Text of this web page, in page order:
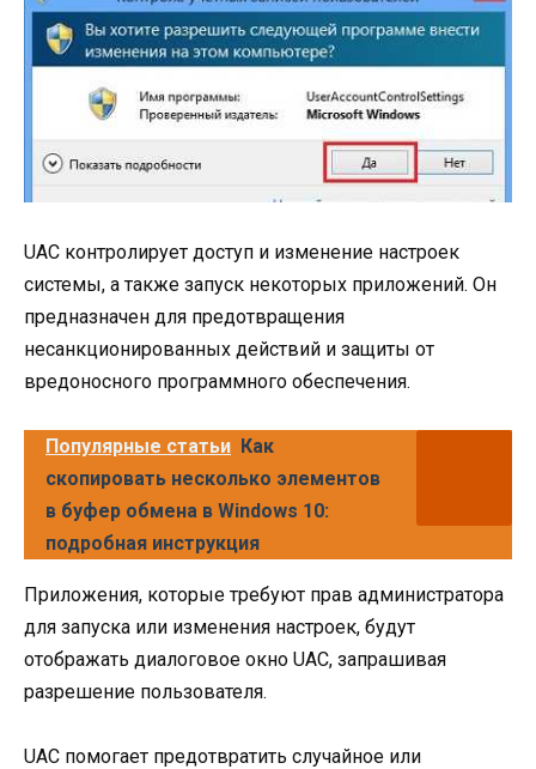
UAC контролирует доступ и изменение настроек
системы, а также запуск некоторых приложений. Он
предназначен для предотвращения
несанкционированных действий и защиты от
вредоносного программного обеспечения.
Популярные статьи Как
скопировать несколько элементов
в буфер обмена в Windows 10:
подробная инструкция
Приложения, которые требуют прав администратора
для запуска или изменения настроек, будут
отображать диалоговое окно UAC, запрашивая
разрешение пользователя.
UAC помогает предотвратить случайное или